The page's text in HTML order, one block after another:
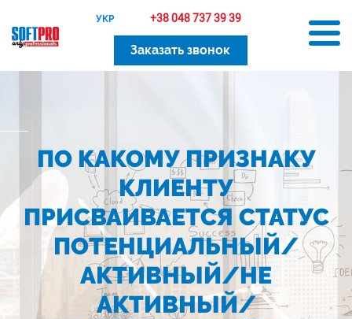
УКР +38 048 737 39 39
Заказать звонок
ПО КАКОМУ ПРИЗНАКУ
КЛИЕНТУ
ПРИСВАИВАЕТСЯ СТАТУС
ПОТЕНЦИАЛЬНЫЙ/
АКТИВНЫЙ/НЕ
АКТИВНЫЙ/